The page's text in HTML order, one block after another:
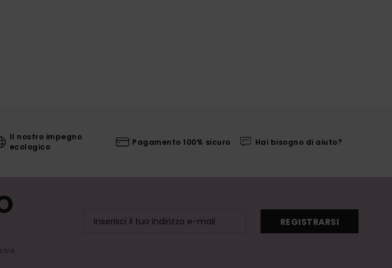
Il nostro impegno
ecologico
Pagamento 100% sicuro Hai bisogno di aiuto?
REGISTRARSI